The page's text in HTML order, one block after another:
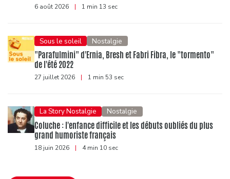
6 août 2026 | 1 min 13 sec
Sous le soleil Nostalgie
"Parafulmini" d'Ernia, Bresh et Fabri Fibra, le "tormento"
de l'été 2022
27 juillet 2026 | 1 min 53 sec
La Story Nostalgie Nostalgie
Coluche : l'enfance difficile et les débuts oubliés du plus
grand humoriste français
18 juin 2026 | 4 min 10 sec